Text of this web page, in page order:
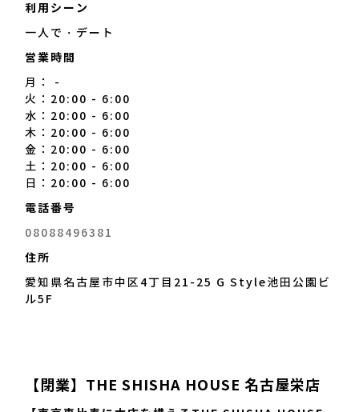
利用シーン
一人で・デート
営業時間
月： -
火：20:00 - 6:00
水：20:00 - 6:00
木：20:00 - 6:00
金：20:00 - 6:00
土：20:00 - 6:00
日：20:00 - 6:00
電話番号
08088496381
住所
愛知県名古屋市中区4丁目21-25 G Style池田公園ビ
ル5F
【閉業】THE SHISHA HOUSE 名古屋栄店